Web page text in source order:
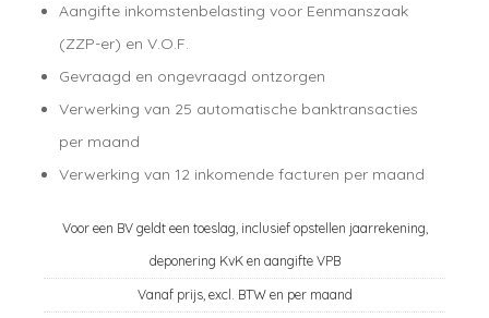
Aangifte inkomstenbelasting voor Eenmanszaak
(ZZP-er) en V.O.F.
Gevraagd en ongevraagd ontzorgen
Verwerking van 25 automatische banktransacties
per maand
Verwerking van 12 inkomende facturen per maand
Voor een BV geldt een toeslag, inclusief opstellen jaarrekening,
deponering KvK en aangifte VPB
Vanaf prijs, excl. BTW en per maand